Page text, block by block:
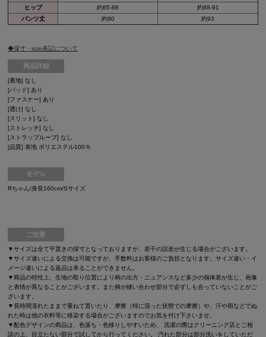
ヒップ
約85-88
約88-91
パンツ丈
約90 約93
◆採寸・size表記について
商品詳細
[裏地] なし
[パッド] あり
[ファスナー] あり
[透け] なし
[スリット] なし
[ストレッチ] なし
[ストラップループ] なし
[品質] 表地 ポリエステル100％
モデル
Rちゃん/身長160cm/Sサイズ
ご注意
▼サイズは全て平置きの採寸となっておりますが、若干の誤差が生じる場合がございます。
▼サイズ違いによる交換は可能ですが、手数料はお客様のご負担となります。サイズ違い・イ
メージ違いによる返品は承ることができません。
▼商品の特性上、生地の取り位置により柄の出方・ニュアンスなど多少の個体差が生じ、画像
と表情が異なることがございます。また柄が縫い合わせ部分で必ずしも合っていないことがご
ざいます。
▼長時間濡れたままで重ねて置いたり、摩擦（特に湿った状態での摩擦）や、汗や雨などでぬ
れた時は他の衣料等に移染する場合がございますのでお気を付け下さいませ。
▼配色デザインの商品は、色落ち・色移りしやすいため、 洗濯の際はクリーニング店とご相
談の上、目立たない部分で試してから行ってください。 汚れた部分は部分洗いをしていただ